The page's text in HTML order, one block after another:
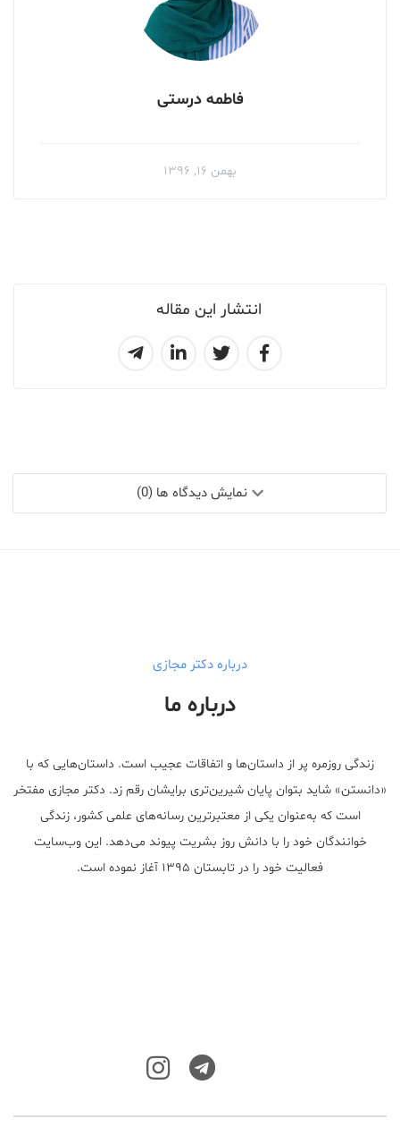
انتشار این مقاله
فاطمه درستی
بهمن ۱۶, ۱۳۹۶
نمایش دیدگاه ها (0)
درباره دکتر مجازی
درباره ما
زندگی روزمره پر از داستان‌ها و اتفاقات عجیب است. داستان‌هایی که با
«دانستن» شاید بتوان پایان شیرین‌تری برایشان رقم زد. دکتر مجازی مفتخر
است که به‌عنوان یکی از معتبر‌ترین رسانه‌های علمی کشور، زندگی
خوانندگان خود را با دانش روز بشریت پیوند می‌دهد. این وب‌سایت
فعالیت خود را در تابستان ۱۳۹۵ آغاز نموده است.